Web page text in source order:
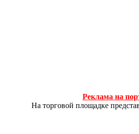
Реклама на
На торговой площадке